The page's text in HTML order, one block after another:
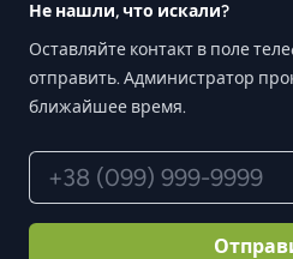
Не нашли, что искали?
Оставляйте контакт в поле
отправить. Администратор
ближайшее время.
Телефон